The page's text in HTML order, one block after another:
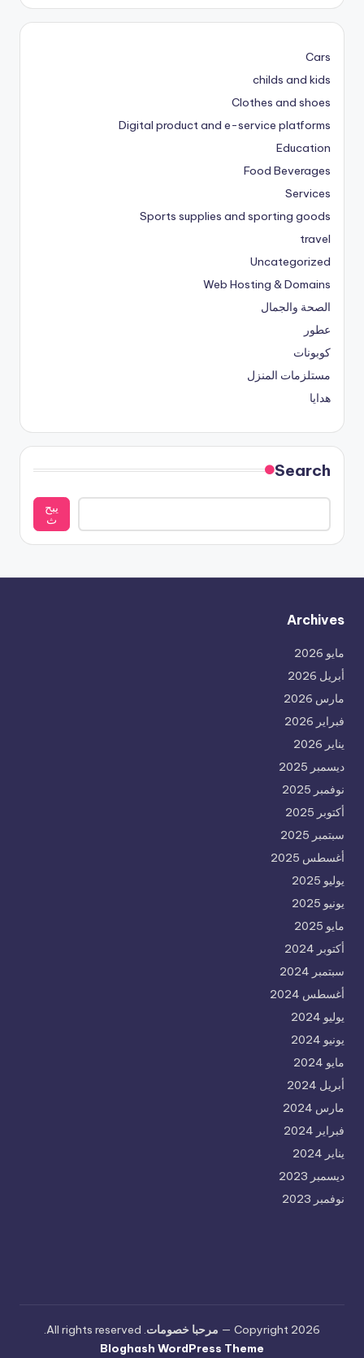
Cars
childs and kids
Clothes and shoes
Digital product and e-service platforms
Education
Food Beverages
Services
Sports supplies and sporting goods
travel
Uncategorized
Web Hosting & Domains
الصحة والجمال
عطور
كوبونات
مستلزمات المنزل
هدايا
Search
يبح
ث
Archives
مايو 2026
أبريل 2026
مارس 2026
فبراير 2026
يناير 2026
ديسمبر 2025
نوفمبر 2025
أكتوبر 2025
سبتمبر 2025
أغسطس 2025
يوليو 2025
يونيو 2025
مايو 2025
أكتوبر 2024
سبتمبر 2024
أغسطس 2024
يوليو 2024
يونيو 2024
مايو 2024
أبريل 2024
مارس 2024
فبراير 2024
يناير 2024
ديسمبر 2023
نوفمبر 2023
Copyright 2026 — مرحبا خصومات. All rights reserved.
Bloghash WordPress Theme